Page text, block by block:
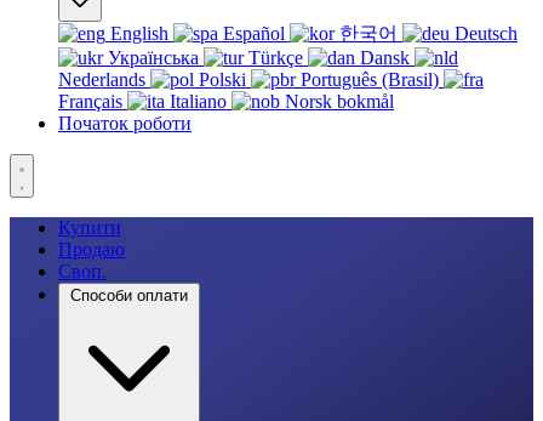
English Español 한국어
Deutsch
Українська
Türkçe
Dansk
Nederlands
Polski
Português (Brasil)
Français
Italiano
Norsk bokmål
Початок роботи
Купити
Продаю
Своп.
Способи оплати